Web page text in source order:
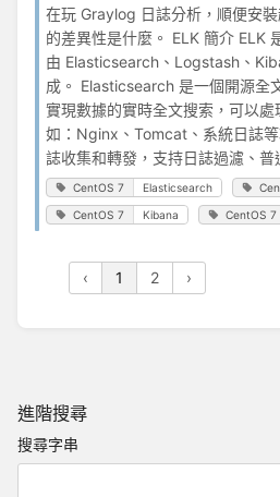
進階搜尋
搜尋字串
在玩 Graylog 日誌分析，順便安
的差異性是什麼。 ELK 簡介 ELK
由 Elasticsearch、Logstash、
成。 Elasticsearch 是一個開源全
實現數據的實時全文搜索，可以
如：Nginx、Tomcat、系統日誌
誌收集和轉發，支持日誌過濾、
CentOS 7 Elasticsearch
CentOS 7 Kibana CentOS 7
‹ 1 2 ›